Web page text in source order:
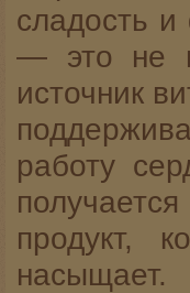
сладость
— это не
источник
работу
продукт,
насыщает.